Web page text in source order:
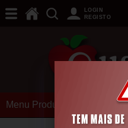
LOGIN
REGISTO
Menu Produtos